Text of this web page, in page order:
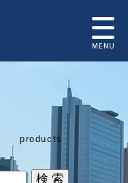
products